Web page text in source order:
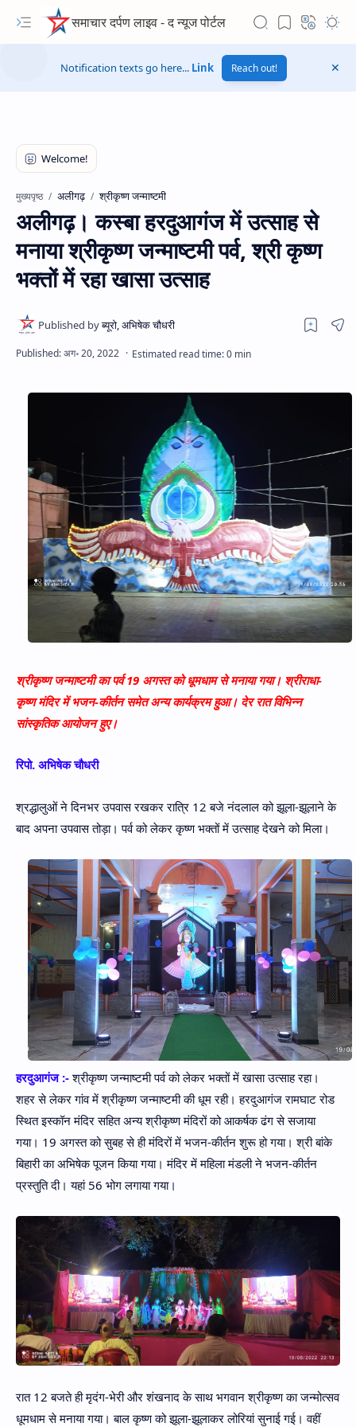
समाचार दर्पण लाइव - द न्यूज पोर्टल
Hidden Menu
Notification texts go here... Link Reach out!
मुख्यपृष्ठ अलीगढ़ श्रीकृष्ण जन्माष्टमी
अलीगढ़। कस्बा हरदुआगंज में उत्साह से
मनाया श्रीकृष्ण जन्माष्टमी पर्व, श्री कृष्ण
भक्तों में रहा खासा उत्साह
श्रीकृष्ण जन्माष्टमी का पर्व 19 अगस्त को धूमधाम से मनाया गया। श्रीराधा-
कृष्ण मंदिर में भजन-कीर्तन समेत अन्य कार्यक्रम हुआ। देर रात विभिन्न
सांस्कृतिक आयोजन हुए।
रिपो. अभिषेक चौधरी
श्रद्धालुओं ने दिनभर उपवास रखकर रात्रि 12 बजे नंदलाल को झूला-झूलाने के
बाद अपना उपवास तोड़ा। पर्व को लेकर कृष्ण भक्तों में उत्साह देखने को मिला।
हरदुआगंज :-श्रीकृष्ण जन्माष्टमी पर्व को लेकर भक्तों में खासा उत्साह रहा।
शहर से लेकर गांव में श्रीकृष्ण जन्माष्टमी की धूम रही। हरदुआगंज रामघाट रोड
स्थित इस्कॉन मंदिर सहित अन्य श्रीकृष्ण मंदिरों को आकर्षक ढंग से सजाया
गया। 19 अगस्त को सुबह से ही मंदिरों में भजन-कीर्तन शुरू हो गया। श्री बांके
बिहारी का अभिषेक पूजन किया गया। मंदिर में महिला मंडली ने भजन-कीर्तन
प्रस्तुति दी। यहां 56 भोग लगाया गया।
रात 12 बजते ही मृदंग-भेरी और शंखनाद के साथ भगवान श्रीकृष्ण का जन्मोत्सव
धूमधाम से मनाया गया। बाल कृष्ण को झूला-झूलाकर लोरियां सुनाई गई। वहीं